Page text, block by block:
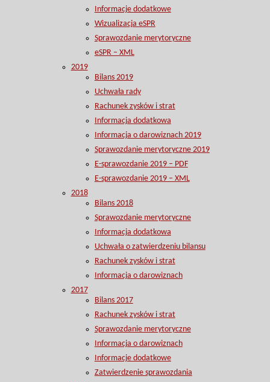
Informacje dodatkowe
Wizualizacja eSPR
Sprawozdanie merytoryczne
eSPR – XML
2019
Bilans 2019
Uchwała rady
Rachunek zysków i strat
Informacja dodatkowa
Informacja o darowiznach 2019
Sprawozdanie merytoryczne 2019
E-sprawozdanie 2019 – PDF
E-sprawozdanie 2019 – XML
2018
Bilans 2018
Sprawozdanie merytoryczne
Informacja dodatkowa
Uchwała o zatwierdzeniu bilansu
Rachunek zysków i strat
Informacja o darowiznach
2017
Bilans 2017
Rachunek zysków i strat
Sprawozdanie merytoryczne
Informacja o darowiznach
Informacje dodatkowe
Zatwierdzenie sprawozdania